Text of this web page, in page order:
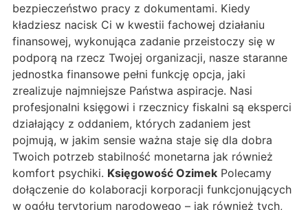
bezpieczeństwo pracy z dokumentami. Kiedy
kładziesz nacisk Ci w kwestii fachowej działaniu
finansowej, wykonująca zadanie przeistoczy się w
podporą na rzecz Twojej organizacji, nasze staranne
jednostka finansowe pełni funkcję opcja, jaki
zrealizuje najmniejsze Państwa aspiracje. Nasi
profesjonalni księgowi i rzecznicy fiskalni są eksperci
działający z oddaniem, których zadaniem jest
pojmują, w jakim sensie ważna staje się dla dobra
Twoich potrzeb stabilność monetarna jak również
komfort psychiki. Księgowość Ozimek Polecamy
dołączenie do kolaboracji korporacji funkcjonujących
w ogółu terytorium narodowego – jak również tych,